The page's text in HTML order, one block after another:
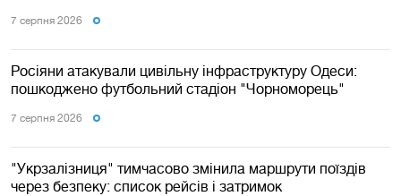
7 серпня 2026
Росіяни атакували цивільну інфраструктуру Одеси:
пошкоджено футбольний стадіон "Чорноморець"
7 серпня 2026
"Укрзалізниця" тимчасово змінила маршрути поїздів
через безпеку: список рейсів і затримок